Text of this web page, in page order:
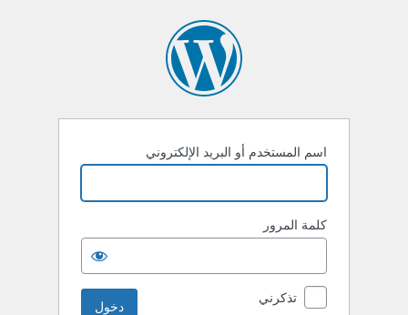
اسم المستخدم أو البريد الإلكتروني
كلمة المرور
تذكرني